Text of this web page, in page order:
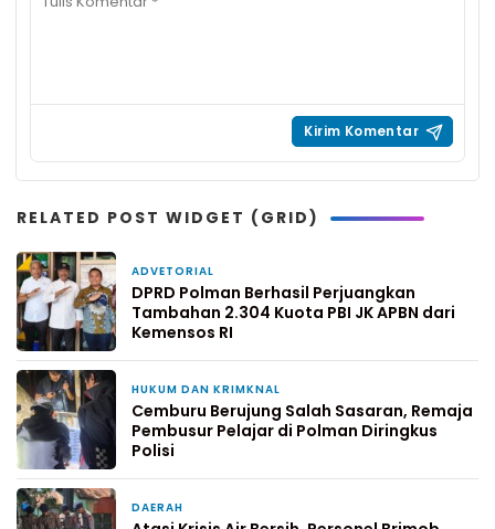
RELATED POST WIDGET (GRID)
ADVETORIAL
DPRD Polman Berhasil Perjuangkan
Tambahan 2.304 Kuota PBI JK APBN dari
Kemensos RI
HUKUM DAN KRIMKNAL
Cemburu Berujung Salah Sasaran, Remaja
Pembusur Pelajar di Polman Diringkus
Polisi
DAERAH